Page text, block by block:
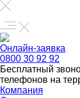
Онлайн-заявка
0800 30 92 92
Бесплатный
телефонов на
Компания